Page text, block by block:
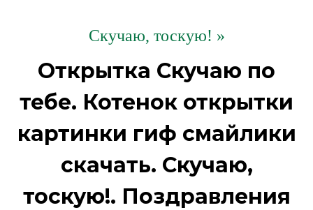
Скучаю, тоскую! »
Открытка Скучаю по
тебе. Котенок открытки
картинки гиф смайлики
скачать. Скучаю,
тоскую!. Поздравления